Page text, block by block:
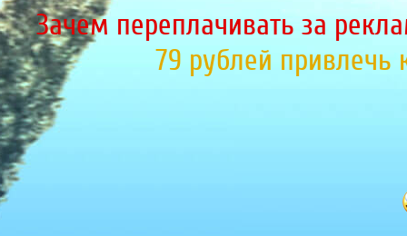
Зачем переплачивать за
79 рублей